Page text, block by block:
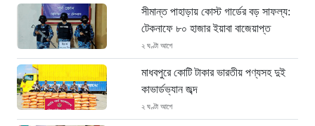
সীমান্ত পাহাড়ায় কোস্ট গার্ডের বড় সাফল্য:
টেকনাফে ৮০ হাজার ইয়াবা বাজেয়াপ্ত
২ ঘণ্টা আগে
মাধবপুরে কোটি টাকার ভারতীয় পণ্যসহ দুই
কাভার্ডভ্যান জব্দ
২ ঘণ্টা আগে